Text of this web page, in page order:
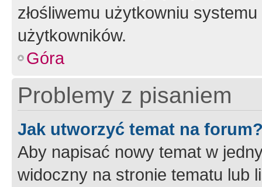
złośliwemu użytkowniu
użytkowników.
Góra
Problemy z pisaniem
Jak utworzyć temat na
Aby napisać nowy temat w
widoczny na stronie tematu lub